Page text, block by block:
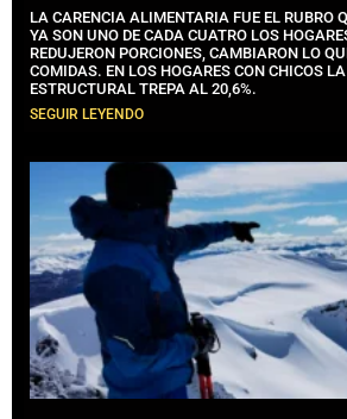
LA CARENCIA ALIMENTARIA FUE EL RUBRO
YA SON UNO DE CADA CUATRO LOS
REDUJERON PORCIONES, CAMBIARON LO
COMIDAS. EN LOS HOGARES CON CHICOS
ESTRUCTURAL TREPA AL 20,6%.
SEGUIR LEYENDO